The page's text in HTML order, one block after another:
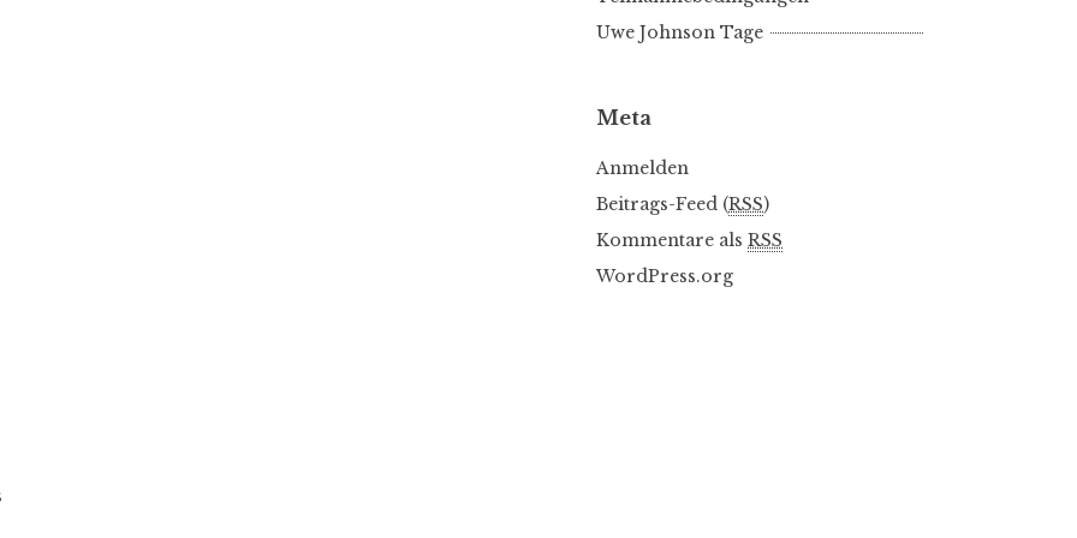
Uwe Johnson Tage
Meta
Anmelden
Beitrags-Feed (RSS)
Kommentare als RSS
WordPress.org